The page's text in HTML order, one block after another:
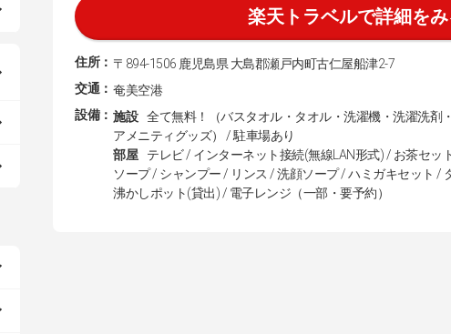
楽天トラベルで詳細をみ
住所： 〒894-1506 鹿児島県 大島郡瀬戸内町古仁屋船津2-7
交通： 奄美空港
設備： 施設
全て無料！（バスタオル・タオル・洗濯機・洗濯洗剤
アメニティグッズ） / 駐車場あり
部屋
テレビ / インターネット接続(無線LAN形式) / お茶セッ
ソープ / シャンプー / リンス / 洗顔ソープ / ハミガキセット /
沸かしポット(貸出) / 電子レンジ（一部・要予約）